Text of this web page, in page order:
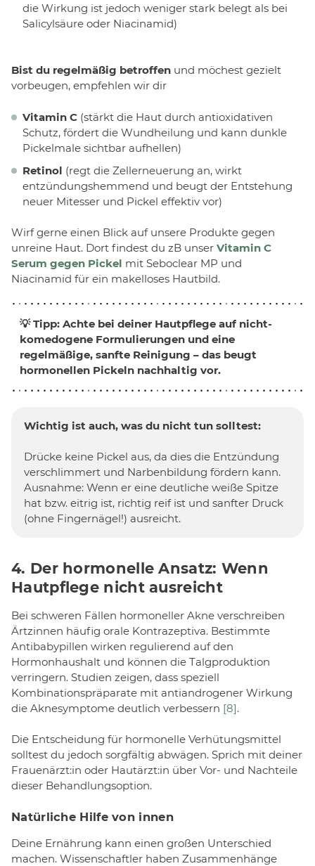
die Wirkung ist jedoch weniger stark belegt als bei
Salicylsäure oder Niacinamid)
Bist du regelmäßig betroffen und möchest gezielt
vorbeugen, empfehlen wir dir
Vitamin C (stärkt die Haut durch antioxidativen
Schutz, fördert die Wundheilung und kann dunkle
Pickelmale sichtbar aufhellen)
Retinol (regt die Zellerneuerung an, wirkt
entzündungshemmend und beugt der Entstehung
neuer Mitesser und Pickel effektiv vor)
Wirf gerne einen Blick auf unsere Produkte gegen
unreine Haut. Dort findest du zB unser Vitamin C
Serum gegen Pickel mit Seboclear MP und
Niacinamid für ein makelloses Hautbild.
💡 Tipp: Achte bei deiner Hautpflege auf nicht-
komedogene Formulierungen und eine
regelmäßige, sanfte Reinigung – das beugt
hormonellen Pickeln nachhaltig vor.
Wichtig ist auch, was du nicht tun solltest:
Drücke keine Pickel aus, da dies die Entzündung
verschlimmert und Narbenbildung fördern kann.
Ausnahme: Wenn er eine deutliche weiße Spitze
hat bzw. eitrig ist, richtig reif ist und sanfter Druck
(ohne Fingernägel!) ausreicht.
4. Der hormonelle Ansatz: Wenn
Hautpflege nicht ausreicht
Bei schweren Fällen hormoneller Akne verschreiben
Ärtzinnen häufig orale Kontrazeptiva. Bestimmte
Antibabypillen wirken regulierend auf den
Hormonhaushalt und können die Talgproduktion
verringern. Studien zeigen, dass speziell
Kombinationspräparate mit antiandrogener Wirkung
die Aknesymptome deutlich verbessern [8].
Die Entscheidung für hormonelle Verhütungsmittel
solltest du jedoch sorgfältig abwägen. Sprich mit deiner
Frauenärzt:in oder Hautärzt:in über Vor- und Nachteile
dieser Behandlungsoption.
Natürliche Hilfe von innen
Deine Ernährung kann einen großen Unterschied
machen. Wissenschaftler haben Zusammenhänge